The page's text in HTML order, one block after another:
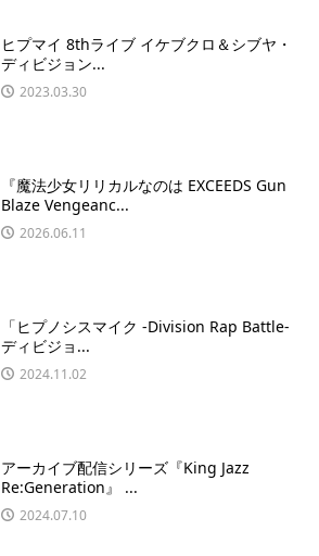
ヒプマイ 8thライブ イケブクロ＆シブヤ・
ディビジョン...
2023.03.30
『魔法少女リリカルなのは EXCEEDS Gun
Blaze Vengeanc...
2026.06.11
「ヒプノシスマイク -Division Rap Battle-
ディビジョ...
2024.11.02
アーカイブ配信シリーズ『King Jazz
Re:Generation』 ...
2024.07.10